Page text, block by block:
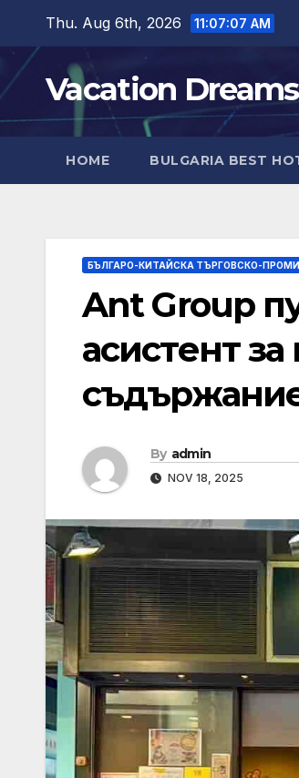
content
Thu. Aug 6th, 2026 11:07:08 AM
Vacation Dreams
HOME BULGARIA BEST
БЪЛГАРО-КИТАЙСКА ТЪРГОВСКО-
Ant Group
асистент
By admin
NOV 18, 2025